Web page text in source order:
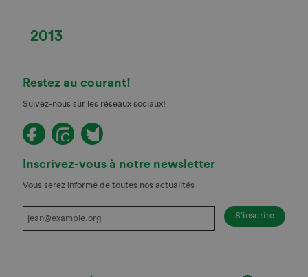
2013
Restez au courant!
Suivez-nous sur les réseaux sociaux!
Inscrivez-vous à notre newsletter
Vous serez informé de toutes nos actualités